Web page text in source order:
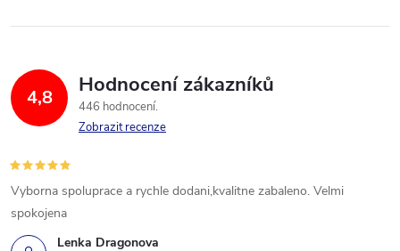
4,8 Hodnocení zákazníků
446 hodnocení
Zobrazit recenze
Lenka Dragonova
Vyborna spoluprace a rychle dodani,kvalitne zabaleno. Velmi
spokojena